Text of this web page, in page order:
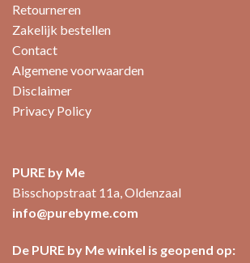
Retourneren
Zakelijk bestellen
Contact
Algemene voorwaarden
Disclaimer
Privacy Policy
PURE by Me
Bisschopstraat 11a, Oldenzaal
info@purebyme.com
De PURE by Me winkel is geopend op: